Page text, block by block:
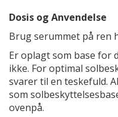
Dosis og Anvendelse
Brug serummet på ren
Er oplagt som base for
ikke. For optimal
svarer til en teskefuld.
som
ovenpå.